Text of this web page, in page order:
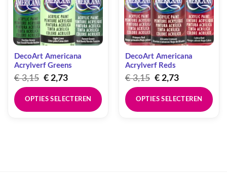
DecoArt Americana
Acrylverf Greens
€3,15 Oorspronkelijke
prijs
was:
€ 2,73Huidige
prijs
is:
OPTIES SELECTEREN
DecoArt Americana
Acrylverf Reds
€3,15 Oorspronkelijke
prijs
was:
€ 2,73Huidige
prijs
is:
OPTIES SELECTEREN